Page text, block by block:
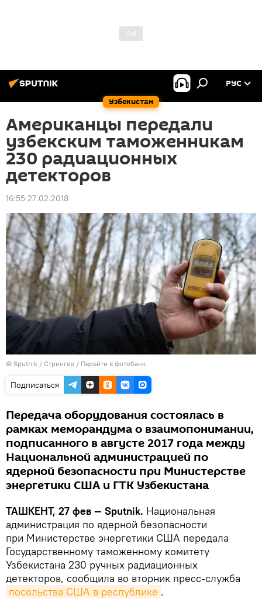
Узбекистан
РУС
Американцы передали
узбекским таможенникам
230 радиационных
детекторов
16:55 27.02.2018
© Sputnik / Стрингер / Перейти в фотобанк
Подписаться
Передача оборудования состоялась в
рамках меморандума о взаимопонимании,
подписанного в августе 2017 года между
Национальной администрацией по
ядерной безопасности при Министерстве
энергетики США и ГТК Узбекистана
ТАШКЕНТ, 27 фев — Sputnik. Национальная
администрация по ядерной безопасности
при Министерстве энергетики США передала
Государственному таможенному комитету
Узбекистана 230 ручных радиационных
детекторов, сообщила во вторник пресс-служба
посольства США в республике .